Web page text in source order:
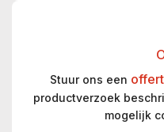
Stuur ons een
productverzoek
mogelijk